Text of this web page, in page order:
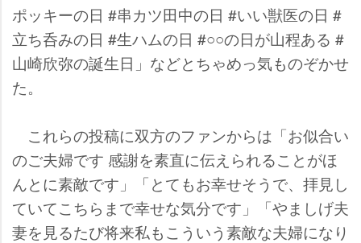
ポッキーの日 #串カツ田中の日 #いい獣医の日 #
立ち呑みの日 #生ハムの日 #○○の日が山程ある #
山崎欣弥の誕生日」などとちゃめっ気ものぞかせ
た。
これらの投稿に双方のファンからは「お似合い
のご夫婦です 感謝を素直に伝えられることがほ
んとに素敵です」「とてもお幸せそうで、拝見し
ていてこちらまで幸せな気分です」「やましげ夫
妻を見るたび将来私もこういう素敵な夫婦になり